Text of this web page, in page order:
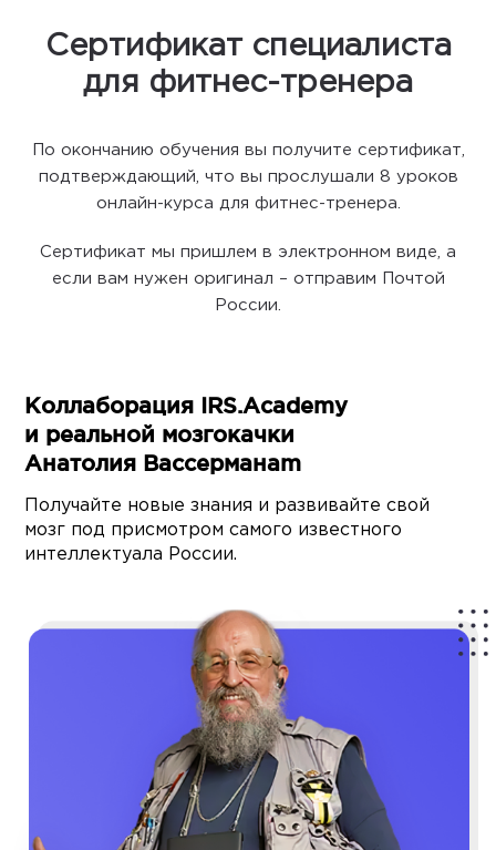
Сертификат специалиста
для фитнес-тренера
По окончанию обучения вы получите сертификат,
подтверждающий, что вы прослушали 8 уроков
онлайн-курса для фитнес-тренера.
Сертификат мы пришлем в электронном виде, а
если вам нужен оригинал – отправим Почтой
России.
Коллаборация IRS.Academy
и реальной мозгокачки
Анатолия Вассерманаm
Получайте новые знания и развивайте свой
мозг под присмотром самого известного
интеллектуала России.